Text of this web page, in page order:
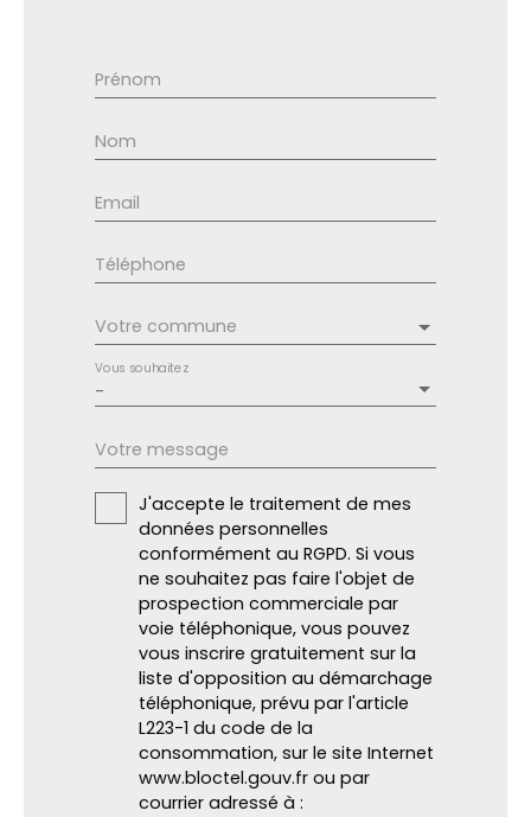
Prénom
Nom
Email
Téléphone
Votre commune
-
Vous souhaitez
Votre message
J'accepte le traitement de mes
données personnelles
conformément au RGPD. Si vous
ne souhaitez pas faire l'objet de
prospection commerciale par
voie téléphonique, vous pouvez
vous inscrire gratuitement sur la
liste d'opposition au démarchage
téléphonique, prévu par l'article
L223-1 du code de la
consommation, sur le site Internet
www.bloctel.gouv.fr ou par
courrier adressé à :